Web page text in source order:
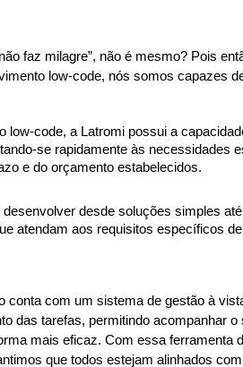
faz milagre”, não é mesmo? Pois
low-code, nós somos capazes
code, a Latromi possui a
se rapidamente às necessidades
e do orçamento estabelecidos.
desde soluções simples
atendam aos requisitos específicos
conta com um sistema de gestão à
das tarefas, permitindo acompanhar o
mais eficaz. Com essa ferramenta
que todos estejam alinhados